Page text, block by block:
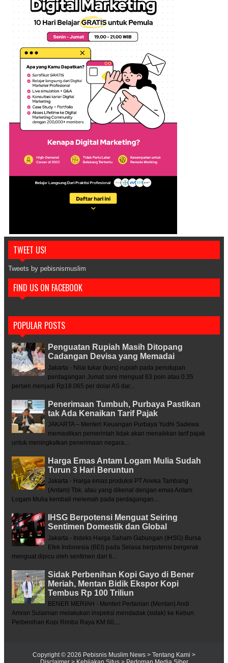
TWEET US!
Tweets by pebisnismuslim
FIND US ON FACEBOOK
POPULAR POSTS
Penguatan Rupiah Masih Ditopang
Cadangan Devisa yang Memadai
Jakarta - Nilai tukar (kurs) rupiah pada penutupan
perdagangan Jumat sore menguat 63 poin atau 0,35
persen menjadi Rp18.065 per dolar AS dar...
Penerimaan Tumbuh, Purbaya Pastikan
tak Ada Kenaikan Tarif Pajak
JAKARTA – Menteri Keuangan Purbaya Yudhi Sadewa
memastikan pemerintah tidak akan menaikkan tarif pajak
untuk meningkatkan penerimaan negara....
Harga Emas Antam Logam Mulia Sudah
Turun 3 Hari Beruntun
Jakarta - Harga emas produksi PT Aneka Tambang
(Antam) Tbk. atau yang dikenal dengan emas Antam
Logam Mulia kembali melemah pada perdagangan...
IHSG Berpotensi Menguat Seiring
Sentimen Domestik dan Global
Jakarta - Indeks Harga Saham Gabungan (IHSG) Bursa
Efek Indonesia (BEI) pada Selasa berpotensi bergerak
menguat dipicu oleh sentimen dari ti...
Sidak Perbenihan Kopi Gayo di Bener
Meriah, Mentan Bidik Ekspor Kopi
Tembus Rp 100 Triliun
BENER MERIAH - Menteri Pertanian (Mentan) Andi
Amran Sulaiman melakukan inspeksi mendadak (sidak) ke Kebun
Perbenihan Kopi Rimba Raya KM 60,...
Copyright © 2026 Pebisnis Muslim News > Tentang Kami >